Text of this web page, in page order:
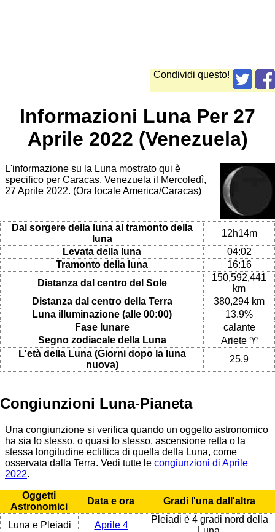
Condividi questo!
Informazioni Luna Per 27
Aprile 2022 (Venezuela)
L'informazione su la Luna mostrato qui è
specifico per Caracas, Venezuela il Mercoledì,
27 Aprile 2022. (Ora locale America/Caracas)
Dal sorgere della luna al tramonto della
luna
12h14m
Levata della luna
04:02
Tramonto della luna
16:16
Distanza dal centro del Sole
150,592,441
km
Distanza dal centro della Terra
380,294 km
Luna illuminazione (alle 00:00)
13.9%
Fase lunare
calante
Segno zodiacale della Luna
Ariete ♈
L'età della Luna (Giorni dopo la luna
nuova)
25.9
Congiunzioni Luna-Pianeta
Una congiunzione si verifica quando un oggetto astronomico
ha sia lo stesso, o quasi lo stesso, ascensione retta o la
stessa longitudine eclittica di quella della Luna, come
osservata dalla Terra. Vedi tutte le congiunzioni di Aprile
2022.
Oggetti
Astronomici
Data e ora Gradi l'una dall'altra
Luna e Pleiadi Aprile 4
Pleiadi è 4 gradi nord della